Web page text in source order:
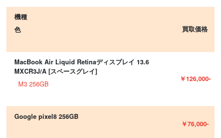
機種
色
買取価格
MacBook Air Liquid Retinaディスプレイ 13.6
MXCR3J/A [スペースグレイ]
M3 256GB
￥126,000-
Google pixel8 256GB
￥76,000-